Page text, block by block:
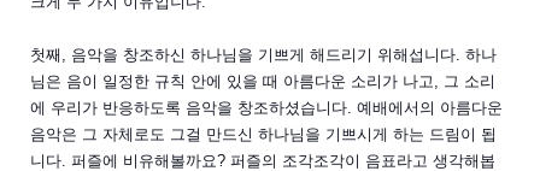
첫째, 음악을 창조하신 하나님을 기쁘게 해드리기 위해섭니다. 하나
님은 음이 일정한 규칙 안에 있을 때 아름다운 소리가 나고, 그 소리
에 우리가 반응하도록 음악을 창조하셨습니다. 예배에서의 아름다운
음악은 그 자체로도 그걸 만드신 하나님을 기쁘시게 하는 드림이 됩
니다. 퍼즐에 비유해볼까요? 퍼즐의 조각조각이 음표라고 생각해봅